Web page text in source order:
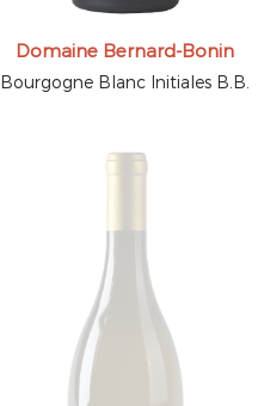
Domaine Bernard-Bonin
Bourgogne Blanc Initiales B.B.